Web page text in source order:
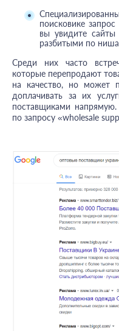
поисковике
вы увидите
разбитыми по
Среди них часто
которые перепродают
на качество, но может
доплачивать за их
поставщиками
по запросу «wholesale